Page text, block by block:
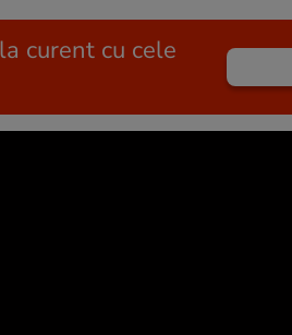
curent cu cele